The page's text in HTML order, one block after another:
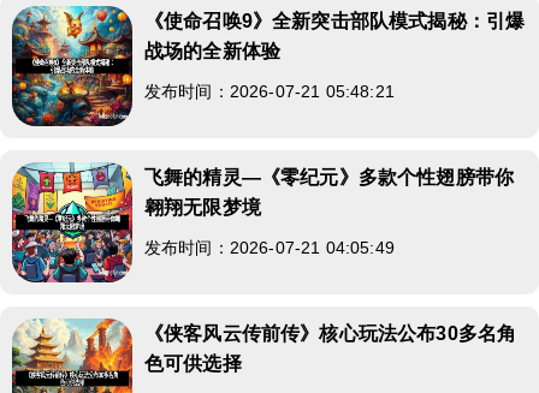
《使命召唤9》全新突击部队模式揭秘：引爆
战场的全新体验
发布时间：2026-07-21 05:48:21
飞舞的精灵—《零纪元》多款个性翅膀带你
翱翔无限梦境
发布时间：2026-07-21 04:05:49
《侠客风云传前传》核心玩法公布30多名角
色可供选择